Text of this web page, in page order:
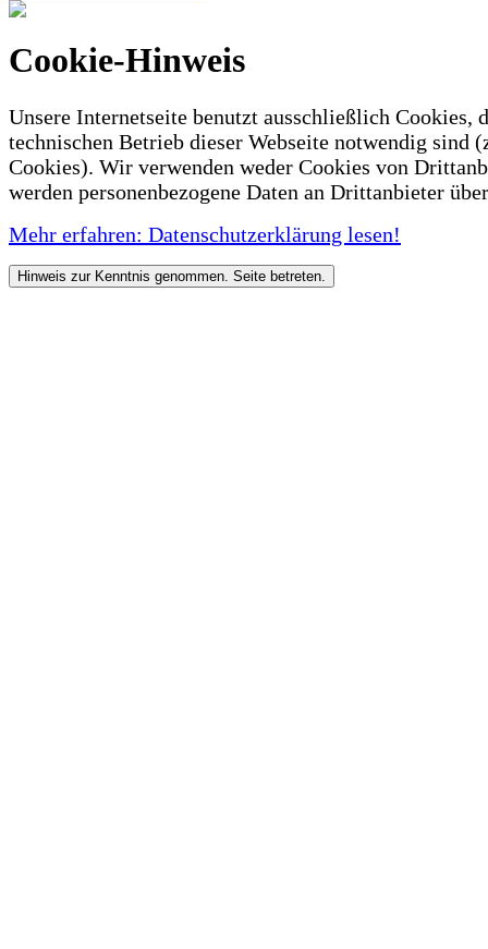
Cookie-Hinweis
Unsere Internetseite benutzt ausschließlich Cookies,
technischen Betrieb dieser Webseite notwendig sind
Cookies). Wir verwenden weder Cookies von
werden personenbezogene Daten an Drittanbieter
Mehr erfahren: Datenschutzerklärung lesen!
Hinweis zur Kenntnis genommen. Seite betreten.